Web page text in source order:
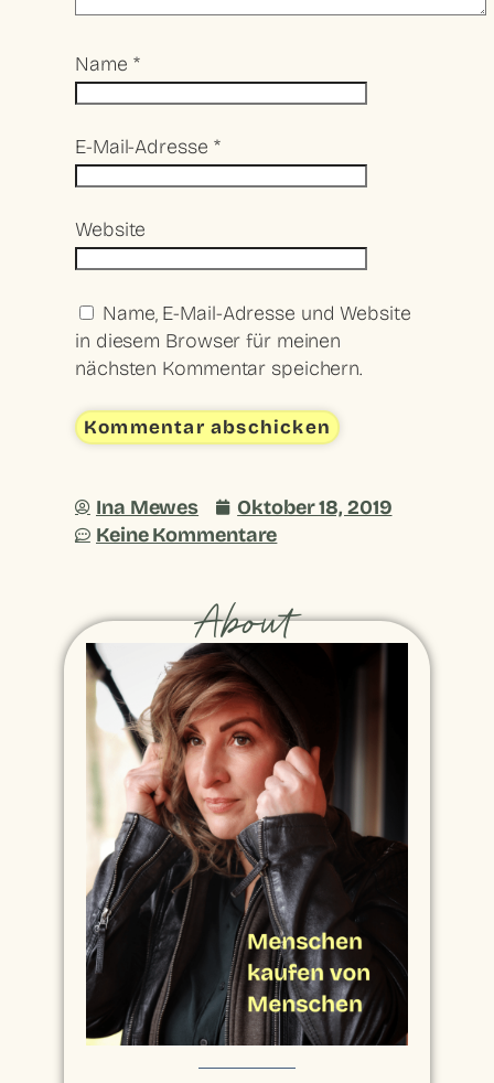
Name *
E-Mail-Adresse *
Website
Name, E-Mail-Adresse und Website
in diesem Browser für meinen
nächsten Kommentar speichern.
Ina Mewes
Oktober 18, 2019
Keine Kommentare
About